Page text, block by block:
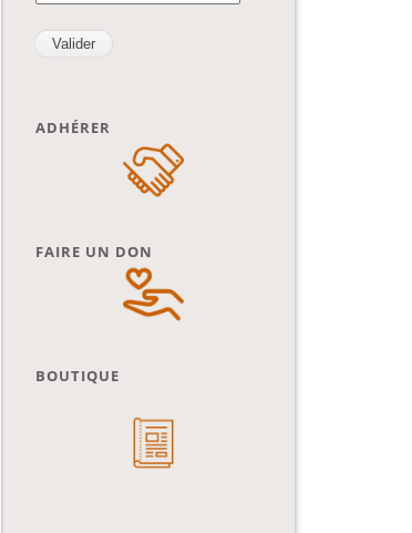
ADHÉRER
FAIRE UN DON
BOUTIQUE